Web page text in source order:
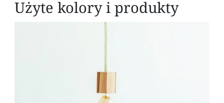
Użyte kolory i produkty